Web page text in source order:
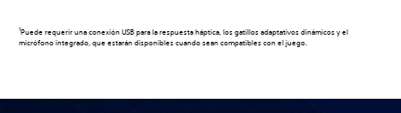
1Puede requerir una conexión USB para la respuesta háptica, los gatillos adaptativos dinámicos y el
micrófono integrado, que estarán disponibles cuando sean compatibles con el juego.